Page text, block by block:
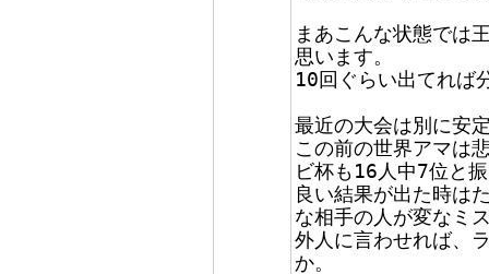
まあこんな状態では
思います。
10回ぐらい出てれば
最近の大会は別に安
この前の世界アマは
ビ杯も16人中7位と
良い結果が出た時は
な相手の人が変なミ
外人に言わせれば、
か。